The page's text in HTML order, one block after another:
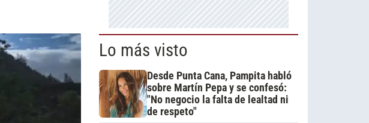
Lo más visto
Desde Punta Cana, Pampita habló
sobre Martín Pepa y se confesó:
"No negocio la falta de lealtad ni
de respeto"